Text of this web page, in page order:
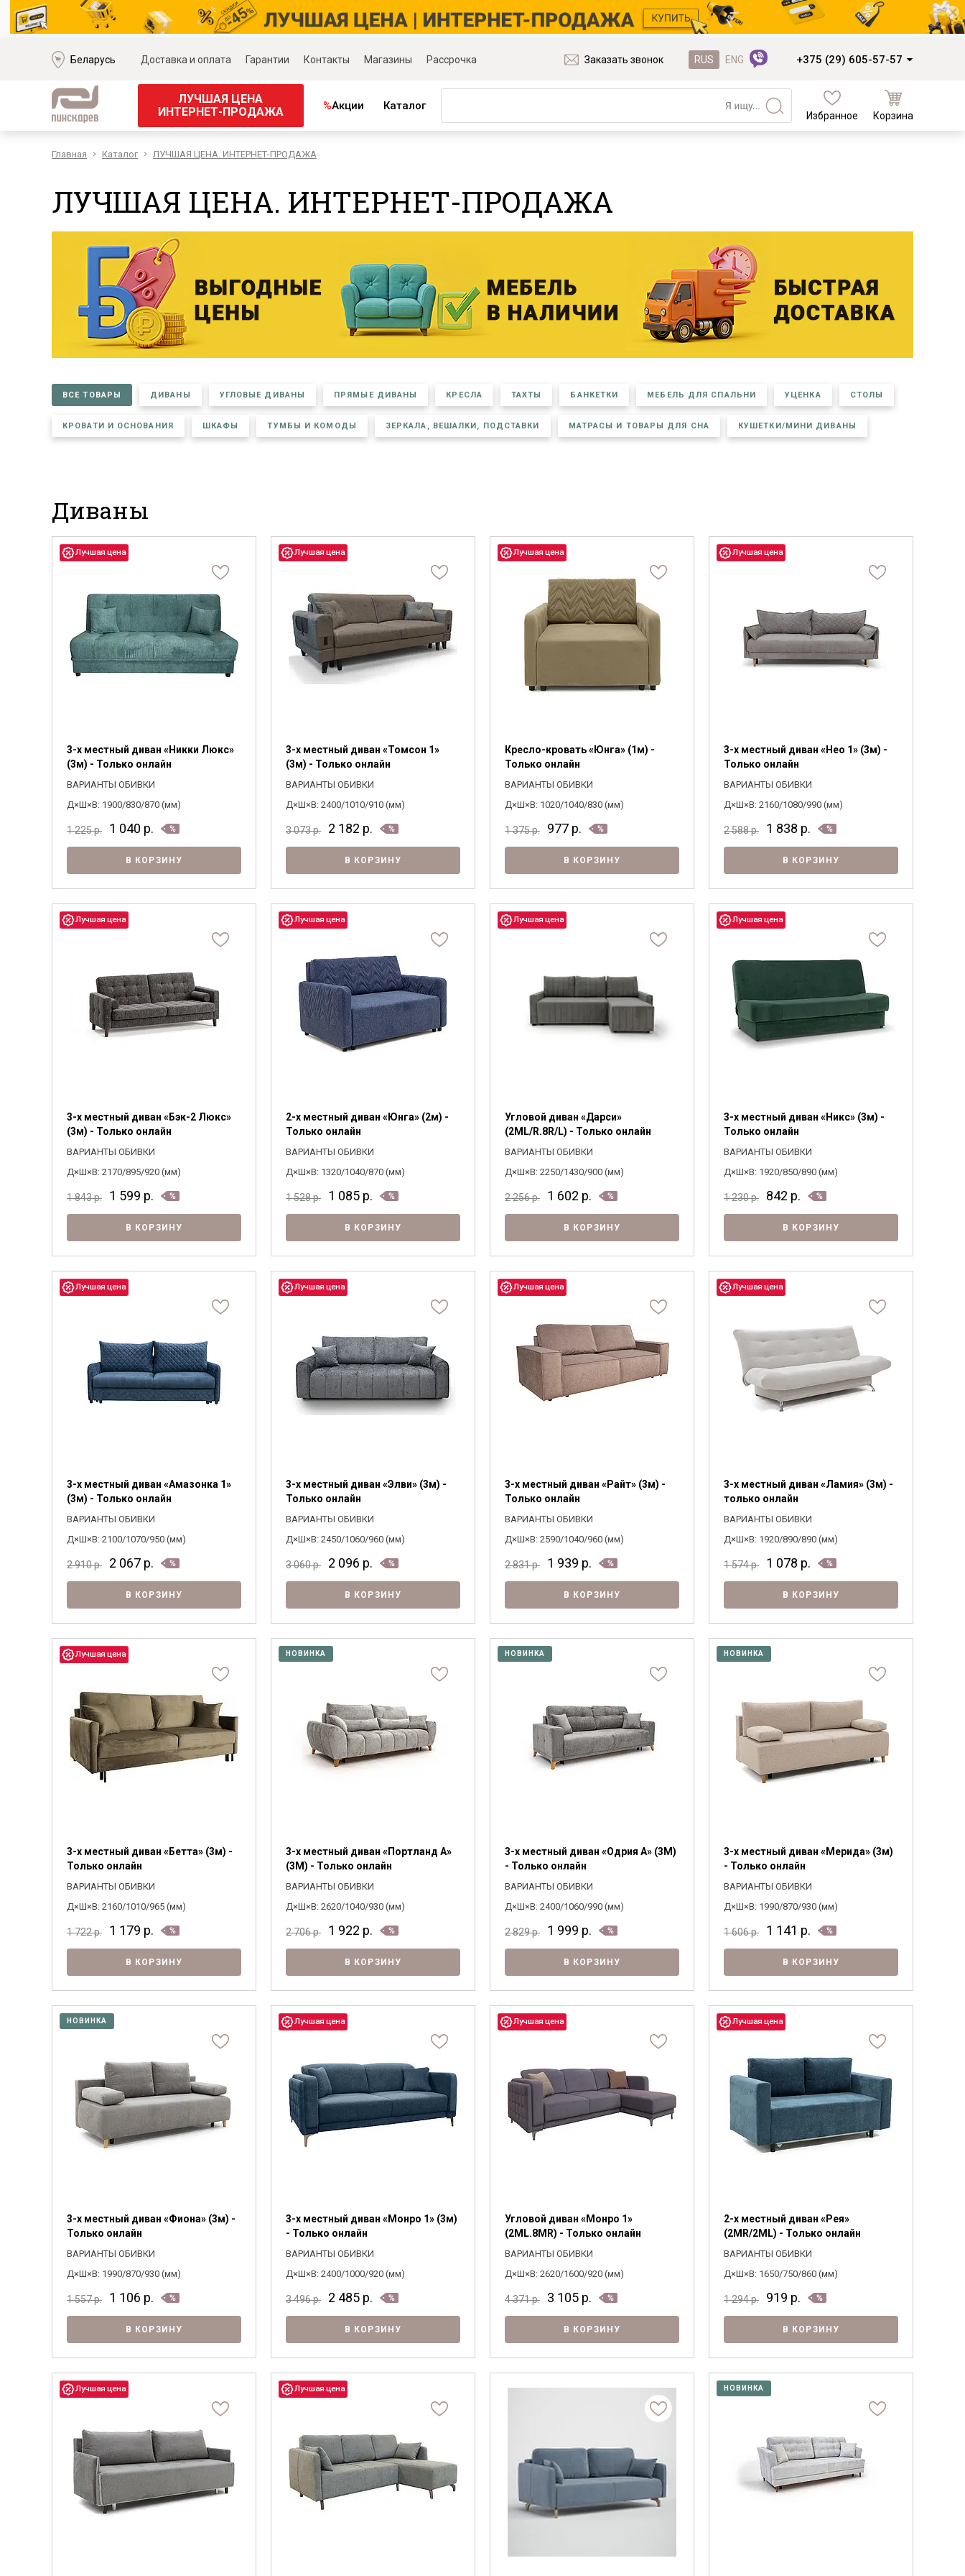
Я ознакомлен с
согласен на их обработку.
Беларусь Доставка и оплата Гарантии Контакты Магазины Рассрочка Заказать звонок RUS ENG +375 (29) 605-57-57
ЛУЧШАЯ ЦЕНА
ИНТЕРНЕТ-ПРОДАЖА
%Акции Каталог
Мягкая мебель
Модульные диваны
Кожаные диваны
Угловые диваны
Прямые диваны
Кресла
Кушетки/Мини диваны
Банкетки
Корпусная мебель
Наборы для спальни
Наборы для столовой
Обеденные группы
Кровати и основания
Шкафы и стеллажи
Тумбы и комоды
Столы
Зеркала, полки, вешалки, подставки
Распродажа матрасов
Матрасы для диванов
Постельное бельё
образцов
Наполнение кухонь
Деревообработка
Фанера
Мебельный щит
Пиломатериалы
Топливные брикеты
Щепа древесная
Прочая продукция
Избранное Корзина
Главная Каталог ЛУЧШАЯ ЦЕНА. ИНТЕРНЕТ-ПРОДАЖА
ЛУЧШАЯ ЦЕНА. ИНТЕРНЕТ-ПРОДАЖА
ВСЕ ТОВАРЫ ДИВАНЫ УГЛОВЫЕ ДИВАНЫ ПРЯМЫЕ ДИВАНЫ КРЕСЛА ТАХТЫ БАНКЕТКИ МЕБЕЛЬ ДЛЯ СПАЛЬНИ УЦЕНКА СТОЛЫ
КРОВАТИ И ОСНОВАНИЯ ШКАФЫ ТУМБЫ И КОМОДЫ ЗЕРКАЛА, ВЕШАЛКИ, ПОДСТАВКИ МАТРАСЫ И ТОВАРЫ ДЛЯ СНА КУШЕТКИ/МИНИ ДИВАНЫ
Диваны
3-х местный диван «Никки Люкс»
(3м) - Только онлайн
ВАРИАНТЫ ОБИВКИ
Д×Ш×В: 1900/830/870 (мм)
1 225р. 1 040 р.
В КОРЗИНУ
3-х местный диван «Томсон 1»
(3м) - Только онлайн
ВАРИАНТЫ ОБИВКИ
Д×Ш×В: 2400/1010/910 (мм)
3 073р. 2 182 р.
В КОРЗИНУ
Кресло-кровать «Юнга» (1м) -
Только онлайн
ВАРИАНТЫ ОБИВКИ
Д×Ш×В: 1020/1040/830 (мм)
1 375р. 977 р.
В КОРЗИНУ
3-х местный диван «Нео 1» (3м) -
Только онлайн
ВАРИАНТЫ ОБИВКИ
Д×Ш×В: 2160/1080/990 (мм)
2 588р. 1 838 р.
В КОРЗИНУ
3-х местный диван «Бэк-2 Люкс»
(3м) - Только онлайн
ВАРИАНТЫ ОБИВКИ
Д×Ш×В: 2170/895/920 (мм)
1 843р. 1 599 р.
В КОРЗИНУ
2-х местный диван «Юнга» (2м) -
Только онлайн
ВАРИАНТЫ ОБИВКИ
Д×Ш×В: 1320/1040/870 (мм)
1 528р. 1 085 р.
В КОРЗИНУ
Угловой диван «Дарси»
(2ML/R.8R/L) - Только онлайн
ВАРИАНТЫ ОБИВКИ
Д×Ш×В: 2250/1430/900 (мм)
2 256р. 1 602 р.
В КОРЗИНУ
3-х местный диван «Никс» (3м) -
Только онлайн
ВАРИАНТЫ ОБИВКИ
Д×Ш×В: 1920/850/890 (мм)
1 230р. 842 р.
В КОРЗИНУ
3-х местный диван «Амазонка 1»
(3м) - Только онлайн
ВАРИАНТЫ ОБИВКИ
Д×Ш×В: 2100/1070/950 (мм)
2 910р. 2 067 р.
В КОРЗИНУ
3-х местный диван «Элви» (3м) -
Только онлайн
ВАРИАНТЫ ОБИВКИ
Д×Ш×В: 2450/1060/960 (мм)
3 060р. 2 096 р.
В КОРЗИНУ
3-х местный диван «Райт» (3м) -
Только онлайн
ВАРИАНТЫ ОБИВКИ
Д×Ш×В: 2590/1040/960 (мм)
2 831р. 1 939 р.
В КОРЗИНУ
3-х местный диван «Ламия» (3м) -
только онлайн
ВАРИАНТЫ ОБИВКИ
Д×Ш×В: 1920/890/890 (мм)
1 574р. 1 078 р.
В КОРЗИНУ
3-х местный диван «Бетта» (3м) -
Только онлайн
ВАРИАНТЫ ОБИВКИ
Д×Ш×В: 2160/1010/965 (мм)
1 722р. 1 179 р.
В КОРЗИНУ
НОВИНКА
3-х местный диван «Портланд А»
(3M) - Только онлайн
ВАРИАНТЫ ОБИВКИ
Д×Ш×В: 2620/1040/930 (мм)
2 706р. 1 922 р.
В КОРЗИНУ
НОВИНКА
3-х местный диван «Одрия А» (3M)
- Только онлайн
ВАРИАНТЫ ОБИВКИ
Д×Ш×В: 2400/1060/990 (мм)
2 829р. 1 999 р.
В КОРЗИНУ
НОВИНКА
3-х местный диван «Мерида» (3м)
- Только онлайн
ВАРИАНТЫ ОБИВКИ
Д×Ш×В: 1990/870/930 (мм)
1 606р. 1 141 р.
В КОРЗИНУ
НОВИНКА
3-х местный диван «Фиона» (3м) -
Только онлайн
ВАРИАНТЫ ОБИВКИ
Д×Ш×В: 1990/870/930 (мм)
1 557р. 1 106 р.
В КОРЗИНУ
3-х местный диван «Монро 1» (3м)
- Только онлайн
ВАРИАНТЫ ОБИВКИ
Д×Ш×В: 2400/1000/920 (мм)
3 496р. 2 485 р.
В КОРЗИНУ
Угловой диван «Монро 1»
(2ML.8MR) - Только онлайн
ВАРИАНТЫ ОБИВКИ
Д×Ш×В: 2620/1600/920 (мм)
4 371р. 3 105 р.
В КОРЗИНУ
2-х местный диван «Рея»
(2MR/2ML) - Только онлайн
ВАРИАНТЫ ОБИВКИ
Д×Ш×В: 1650/750/860 (мм)
1 294р. 919 р.
В КОРЗИНУ
НОВИНКА